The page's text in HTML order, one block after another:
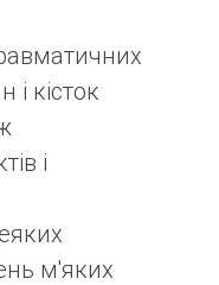
кісток
і
м'яких